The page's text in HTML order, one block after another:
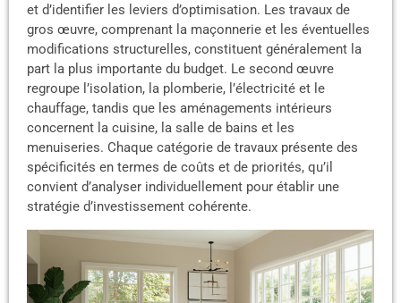
et d’identifier les leviers d’optimisation. Les travaux de
gros œuvre, comprenant la maçonnerie et les éventuelles
modifications structurelles, constituent généralement la
part la plus importante du budget. Le second œuvre
regroupe l’isolation, la plomberie, l’électricité et le
chauffage, tandis que les aménagements intérieurs
concernent la cuisine, la salle de bains et les
menuiseries. Chaque catégorie de travaux présente des
spécificités en termes de coûts et de priorités, qu’il
convient d’analyser individuellement pour établir une
stratégie d’investissement cohérente.